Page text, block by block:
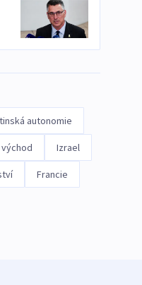
autonomie
Izrael
Francie